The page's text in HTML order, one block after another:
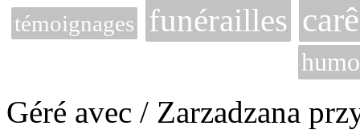
témoignages
funérailles
Géré avec / Zarzadzana